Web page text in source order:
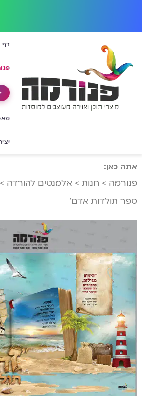
דף
אתה כאן:
פנורמה > חנות > אלמנטים להורדה >
ספר תולדות אדם’